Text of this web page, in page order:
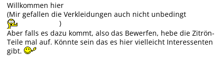
Willkommen hier
(Mir gefallen die Verkleidungen auch nicht unbedingt
)
Aber falls es dazu kommt, also das Bewerfen, hebe die Zitrön-
Teile mal auf. Könnte sein das es hier vielleicht Interessenten
gibt.